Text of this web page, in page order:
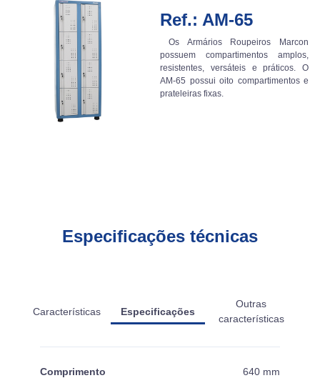
Ref.: AM-65
Os Armários Roupeiros Marcon
possuem compartimentos amplos,
resistentes, versáteis e práticos. O
AM-65 possui oito compartimentos e
prateleiras fixas.
Especificações técnicas
Características Especificações
Outras
características
Comprimento 640 mm